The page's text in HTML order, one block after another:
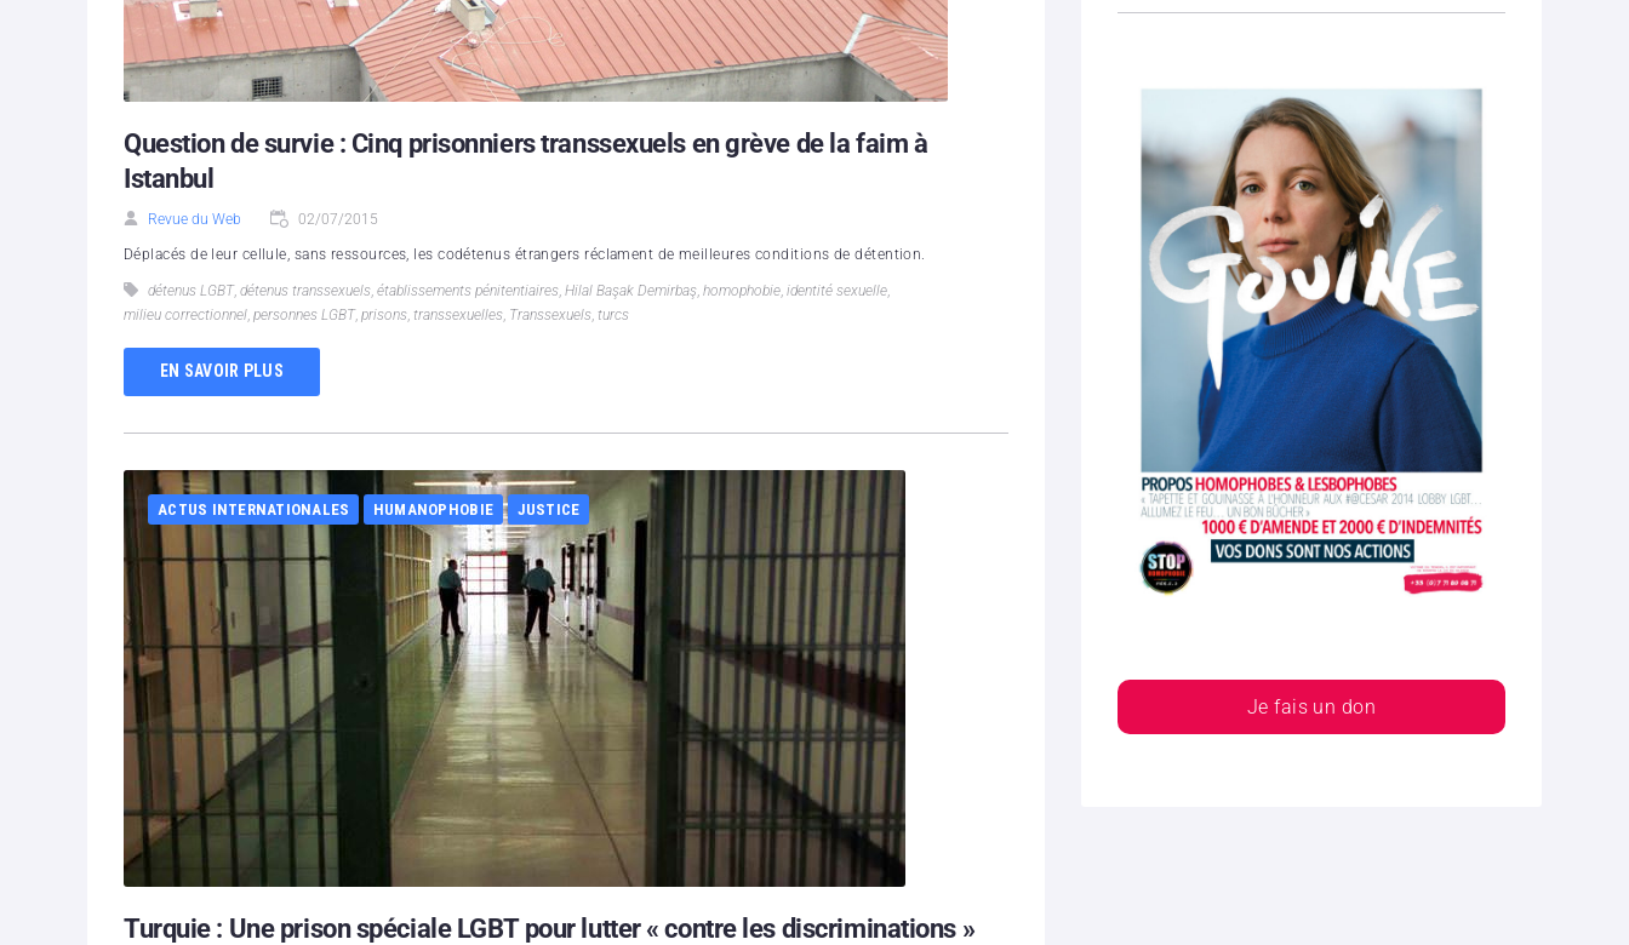
Question de survie : Cinq prisonniers transsexuels en grève de la faim à
Istanbul
Revue du Web 02/07/2015
Déplacés de leur cellule, sans ressources, les codétenus étrangers réclament de meilleures conditions de détention.
détenus LGBT, détenus transsexuels, établissements pénitentiaires, Hilal Başak Demirbaş, homophobie, identité sexuelle,
milieu correctionnel, personnes LGBT, prisons, transsexuelles, Transsexuels, turcs
EN SAVOIR PLUS
ACTUS INTERNATIONALES HUMANOPHOBIE JUSTICE
Turquie : Une prison spéciale LGBT pour lutter « contre les discriminations »
Je fais un don